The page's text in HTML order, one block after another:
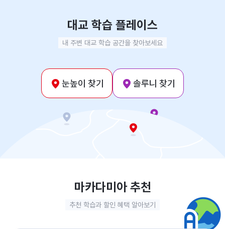
대교 학습 플레이스
내 주변 대교 학습 공간을 찾아보세요
눈높이 찾기 솔루니 찾기
마카다미아 추천
추천 학습과 할인 혜택 알아보기